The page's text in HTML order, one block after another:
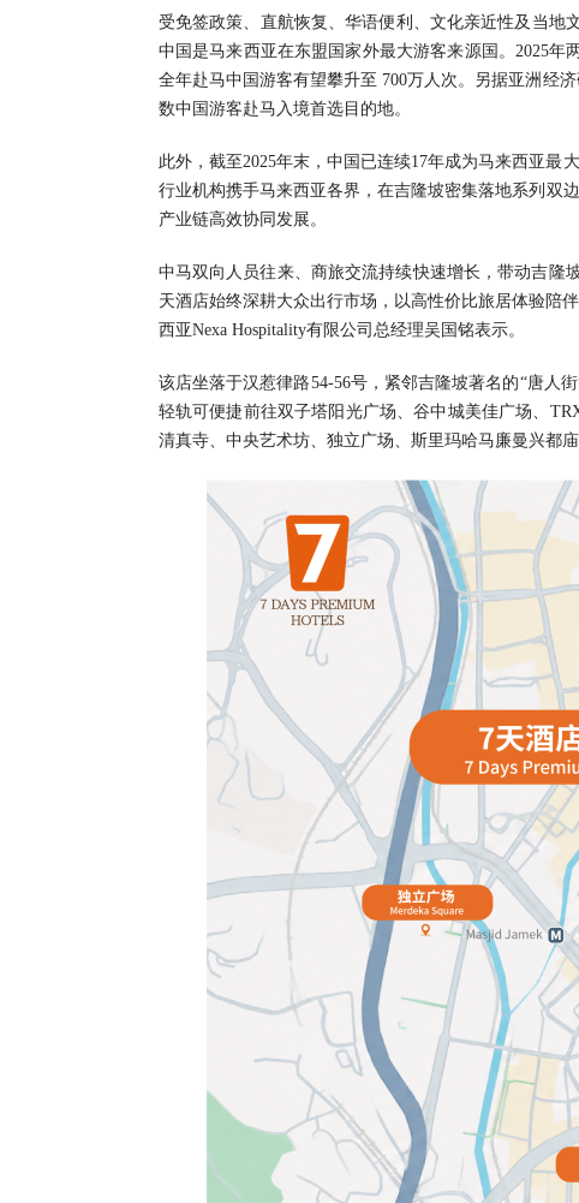
受免签政策、直航恢复、华语便利、文化亲近性及当地
中国是马来西亚在东盟国家外最大游客来源国。2025年
全年赴马中国游客有望攀升至 700万人次。另据亚洲经
数中国游客赴马入境首选目的地。
此外，截至2025年末，中国已连续17年成为马来西亚最
行业机构携手马来西亚各界，在吉隆坡密集落地系列双
产业链高效协同发展。
中马双向人员往来、商旅交流持续快速增长，带动吉隆
天酒店始终深耕大众出行市场，以高性价比旅居体验陪
西亚Nexa Hospitality有限公司总经理吴国铭表示。
该店坐落于汉惹律路54-56号，紧邻吉隆坡著名的“唐
轻轨可便捷前往双子塔阳光广场、谷中城美佳广场、
清真寺、中央艺术坊、独立广场、斯里玛哈马廉曼兴都